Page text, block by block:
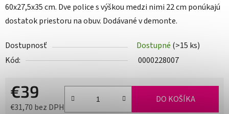
60x27,5x35 cm. Dve police s výškou medzi nimi 22 cm ponúkajú
dostatok priestoru na obuv. Dodávané v demonte.
Dostupnosť Dostupné (>15 ks)
Kód:
0000228007
€39
€31,70 bez DPH
DO KOŠÍKA